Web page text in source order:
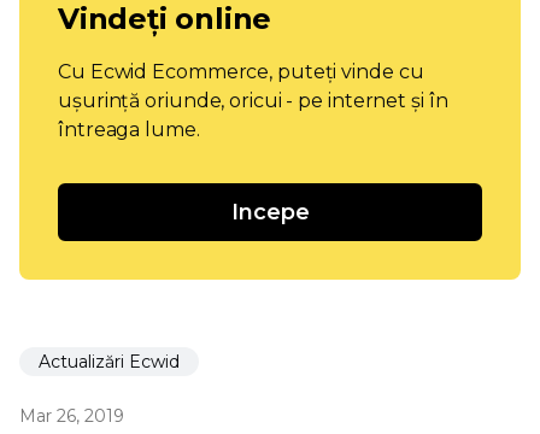
Vindeți online
Cu Ecwid Ecommerce, puteți vinde cu
ușurință oriunde, oricui - pe internet și în
întreaga lume.
Incepe
Actualizări Ecwid
Mar 26, 2019